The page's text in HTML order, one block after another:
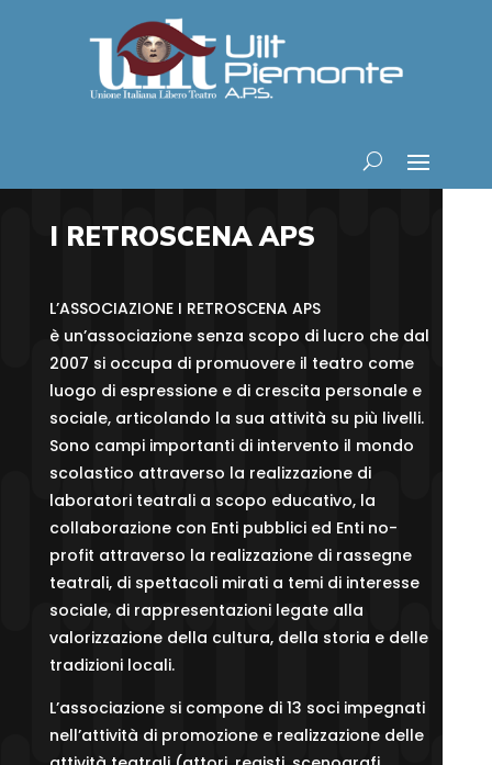
I RETROSCENA APS
L’ASSOCIAZIONE I RETROSCENA APS
è un’associazione senza scopo di lucro che dal
2007 si occupa di promuovere il teatro come
luogo di espressione e di crescita personale e
sociale, articolando la sua attività su più livelli.
Sono campi importanti di intervento il mondo
scolastico attraverso la realizzazione di
laboratori teatrali a scopo educativo, la
collaborazione con Enti pubblici ed Enti no-
profit attraverso la realizzazione di rassegne
teatrali, di spettacoli mirati a temi di interesse
sociale, di rappresentazioni legate alla
valorizzazione della cultura, della storia e delle
tradizioni locali.
L’associazione si compone di 13 soci impegnati
nell’attività di promozione e realizzazione delle